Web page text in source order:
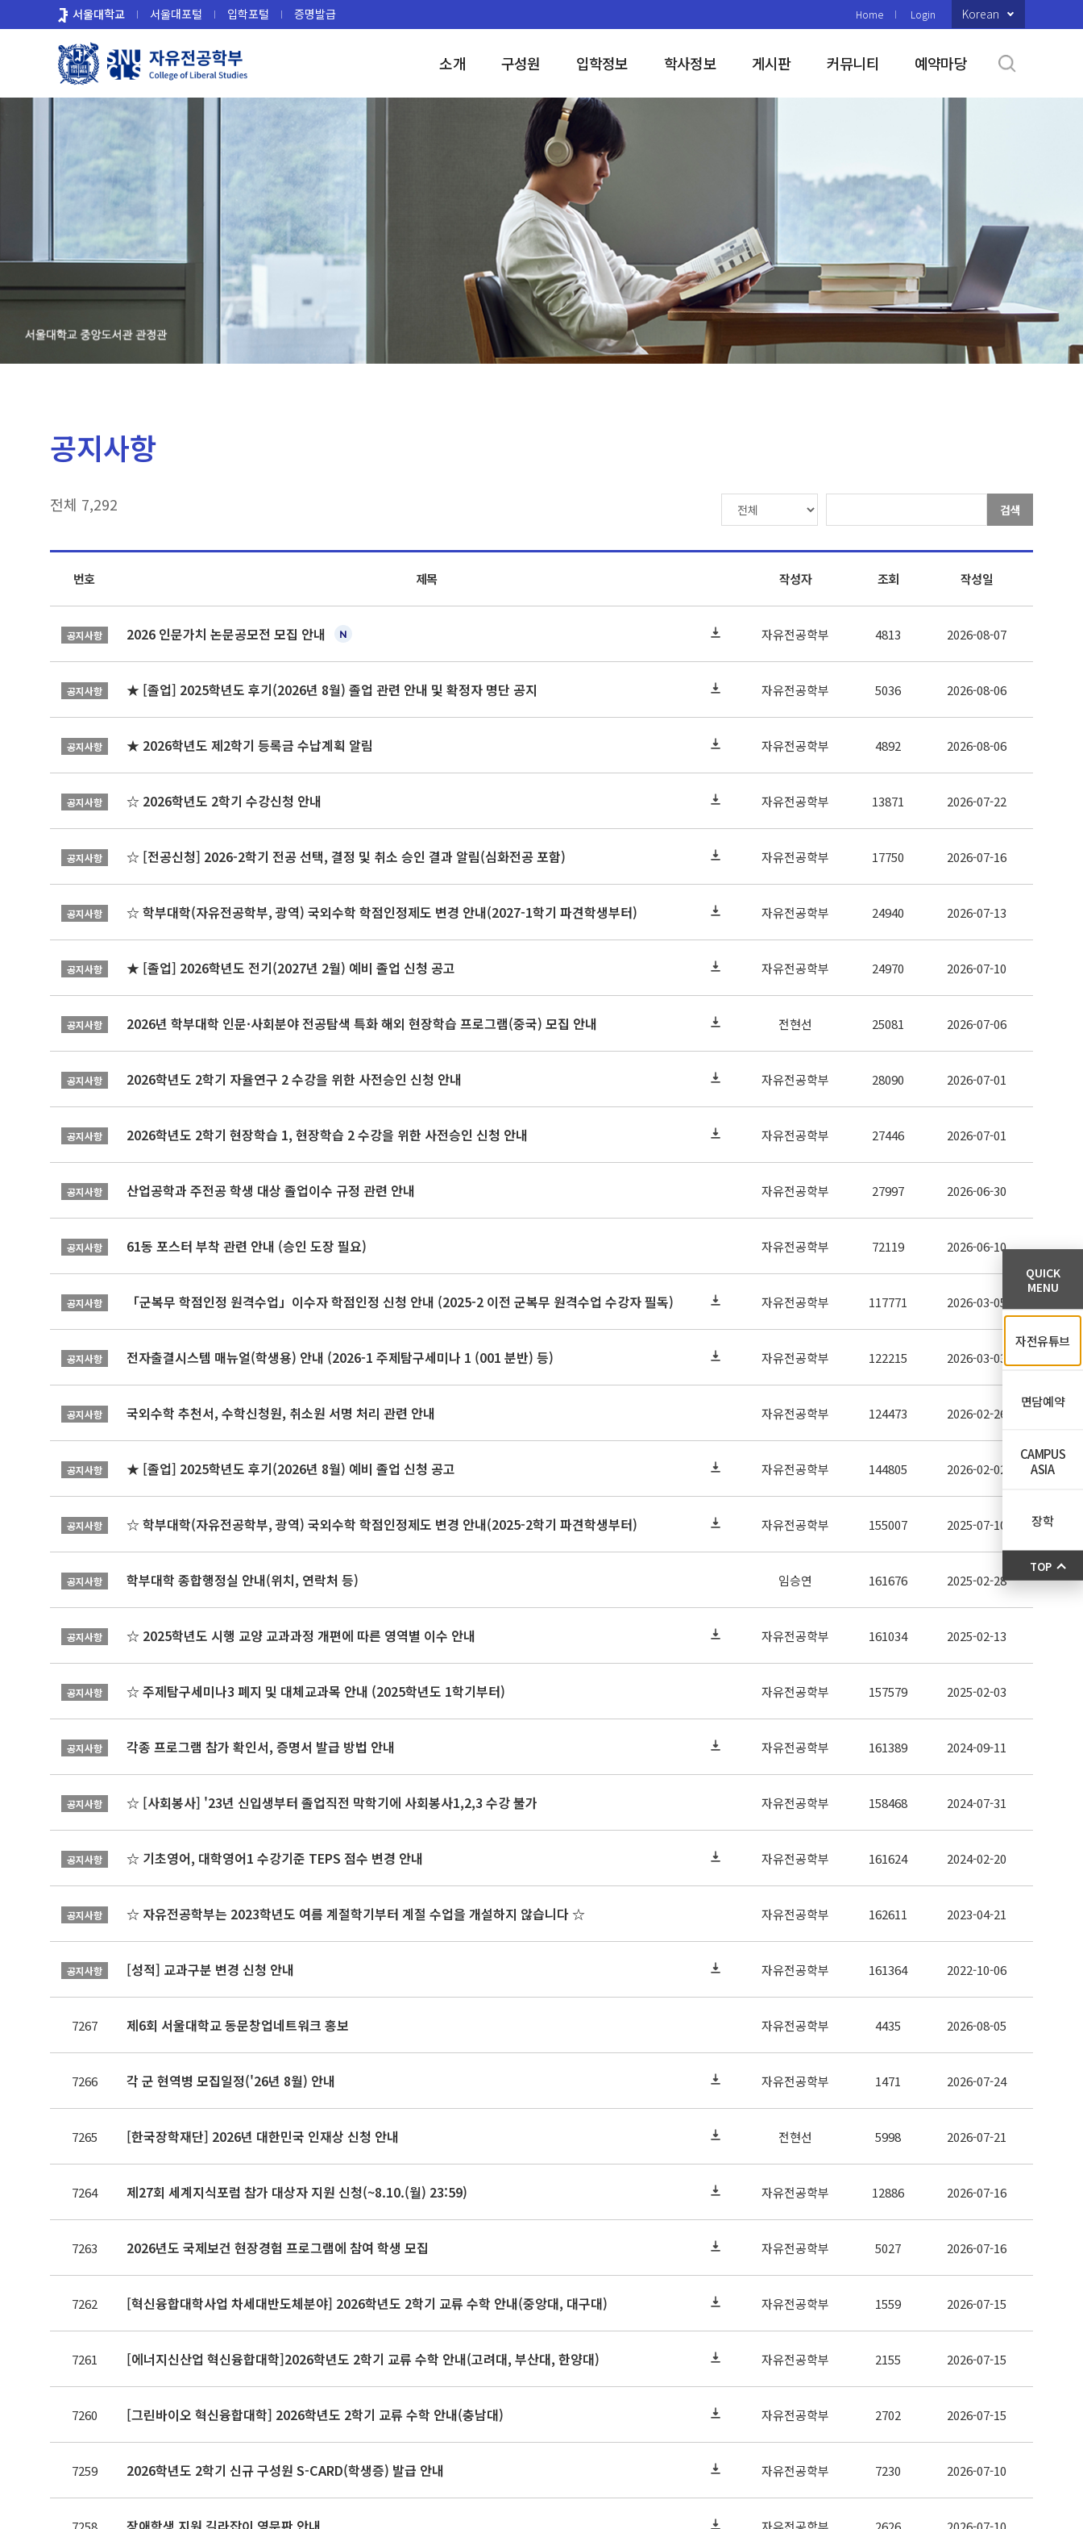
로
서울대학교 서울대포털 입학포털 증명발급 Home Login Korean
소개 구성원 입학정보 학사정보 게시판 커뮤니티 예약마당
공지사항
전체 7,292 검색
번호 제목 작성자 조회 작성일
공지사항 2026 인문가치 논문공모전 모집 안내 자유전공학부 4813 2026-08-07
공지사항 ★ [졸업] 2025학년도 후기(2026년 8월) 졸업 관련 안내 및 확정자 명단 공지 자유전공학부 5036 2026-08-06
공지사항 ★ 2026학년도 제2학기 등록금 수납계획 알림 자유전공학부 4892 2026-08-06
공지사항 ☆ 2026학년도 2학기 수강신청 안내 자유전공학부 13871 2026-07-22
공지사항 ☆ [전공신청] 2026-2학기 전공 선택, 결정 및 취소 승인 결과 알림(심화전공 포함) 자유전공학부 17750 2026-07-16
공지사항 ☆ 학부대학(자유전공학부, 광역) 국외수학 학점인정제도 변경 안내(2027-1학기 파견학생부터) 자유전공학부 24940 2026-07-13
공지사항 ★ [졸업] 2026학년도 전기(2027년 2월) 예비 졸업 신청 공고 자유전공학부 24970 2026-07-10
공지사항 2026년 학부대학 인문·사회분야 전공탐색 특화 해외 현장학습 프로그램(중국) 모집 안내 전현선 25081 2026-07-06
공지사항 2026학년도 2학기 자율연구 2 수강을 위한 사전승인 신청 안내 자유전공학부 28090 2026-07-01
공지사항 2026학년도 2학기 현장학습 1, 현장학습 2 수강을 위한 사전승인 신청 안내 자유전공학부 27446 2026-07-01
공지사항 산업공학과 주전공 학생 대상 졸업이수 규정 관련 안내 자유전공학부 27997 2026-06-30
공지사항 61동 포스터 부착 관련 안내 (승인 도장 필요) 자유전공학부 72119 2026-06-10
공지사항 「군복무 학점인정 원격수업」이수자 학점인정 신청 안내 (2025-2 이전 군복무 원격수업 수강자 필독) 자유전공학부 117771 2026-03-05
공지사항 전자출결시스템 매뉴얼(학생용) 안내 (2026-1 주제탐구세미나 1 (001 분반) 등) 자유전공학부 122215 2026-03-03
공지사항 국외수학 추천서, 수학신청원, 취소원 서명 처리 관련 안내 자유전공학부 124473 2026-02-26
공지사항 ★ [졸업] 2025학년도 후기(2026년 8월) 예비 졸업 신청 공고 자유전공학부 144805 2026-02-02
공지사항 ☆ 학부대학(자유전공학부, 광역) 국외수학 학점인정제도 변경 안내(2025-2학기 파견학생부터) 자유전공학부 155007 2025-07-10
공지사항 학부대학 종합행정실 안내(위치, 연락처 등) 임승연 161676 2025-02-28
공지사항 ☆ 2025학년도 시행 교양 교과과정 개편에 따른 영역별 이수 안내 자유전공학부 161034 2025-02-13
공지사항 ☆ 주제탐구세미나3 폐지 및 대체교과목 안내 (2025학년도 1학기부터) 자유전공학부 157579 2025-02-03
공지사항 각종 프로그램 참가 확인서, 증명서 발급 방법 안내 자유전공학부 161389 2024-09-11
공지사항 ☆ [사회봉사] '23년 신입생부터 졸업직전 막학기에 사회봉사1,2,3 수강 불가 자유전공학부 158468 2024-07-31
공지사항 ☆ 기초영어, 대학영어1 수강기준 TEPS 점수 변경 안내 자유전공학부 161624 2024-02-20
공지사항 ☆ 자유전공학부는 2023학년도 여름 계절학기부터 계절 수업을 개설하지 않습니다 ☆ 자유전공학부 162611 2023-04-21
공지사항 [성적] 교과구분 변경 신청 안내 자유전공학부 161364 2022-10-06
7267 제6회 서울대학교 동문창업네트워크 홍보 자유전공학부 4435 2026-08-05
7266 각 군 현역병 모집일정('26년 8월) 안내 자유전공학부 1471 2026-07-24
7265 [한국장학재단] 2026년 대한민국 인재상 신청 안내 전현선 5998 2026-07-21
7264 제27회 세계지식포럼 참가 대상자 지원 신청(~8.10.(월) 23:59) 자유전공학부 12886 2026-07-16
7263 2026년도 국제보건 현장경험 프로그램에 참여 학생 모집 자유전공학부 5027 2026-07-16
7262 [혁신융합대학사업 차세대반도체분야] 2026학년도 2학기 교류 수학 안내(중앙대, 대구대) 자유전공학부 1559 2026-07-15
7261 [에너지신산업 혁신융합대학]2026학년도 2학기 교류 수학 안내(고려대, 부산대, 한양대) 자유전공학부 2155 2026-07-15
7260 [그린바이오 혁신융합대학] 2026학년도 2학기 교류 수학 안내(충남대) 자유전공학부 2702 2026-07-15
7259 2026학년도 2학기 신규 구성원 S-CARD(학생증) 발급 안내 자유전공학부 7230 2026-07-10
QUICK
MENU
자전유튜브
면담예약
CAMPUS
ASIA
장학
TOP